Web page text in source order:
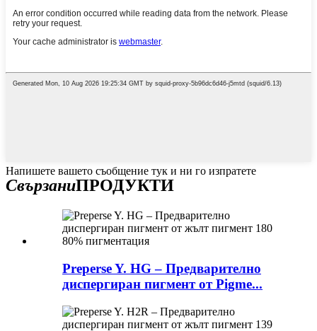
Напишете вашето съобщение тук и ни го изпратете
СвързаниПРОДУКТИ
Preperse Y. HG – Предварително
диспергиран пигмент от Pigme...